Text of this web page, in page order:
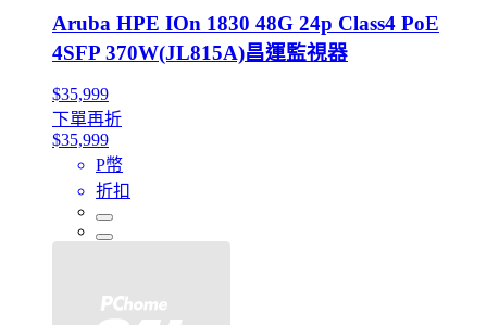
Aruba HPE IOn 1830 48G 24p Class4 PoE
4SFP 370W(JL815A)昌運監視器
$35,999
下單再折
$35,999
P幣
折扣